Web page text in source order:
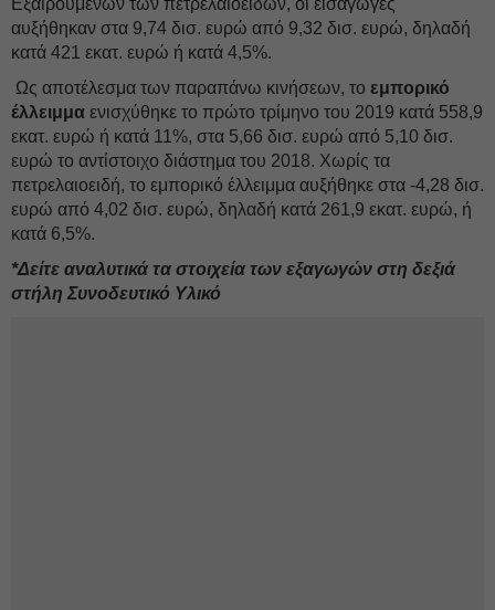
Εξαιρουμένων των πετρελαιοειδών, οι εισαγωγές
αυξήθηκαν στα 9,74 δισ. ευρώ από 9,32 δισ. ευρώ, δηλαδή
κατά 421 εκατ. ευρώ ή κατά 4,5%.
Ως αποτέλεσμα των παραπάνω κινήσεων, το εμπορικό
έλλειμμα ενισχύθηκε το πρώτο τρίμηνο του 2019 κατά 558,9
εκατ. ευρώ ή κατά 11%, στα 5,66 δισ. ευρώ από 5,10 δισ.
ευρώ το αντίστοιχο διάστημα του 2018. Χωρίς τα
πετρελαιοειδή, το εμπορικό έλλειμμα αυξήθηκε στα -4,28 δισ.
ευρώ από 4,02 δισ. ευρώ, δηλαδή κατά 261,9 εκατ. ευρώ, ή
κατά 6,5%.
*Δείτε αναλυτικά τα στοιχεία των εξαγωγών στη δεξιά
στήλη Συνοδευτικό Υλικό